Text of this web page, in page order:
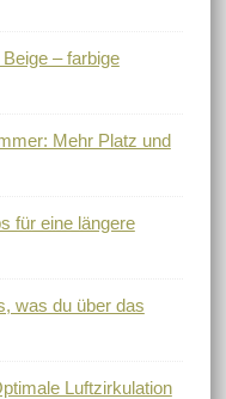
– farbige
Mehr Platz und
für eine längere
was du über das
Luftzirkulation